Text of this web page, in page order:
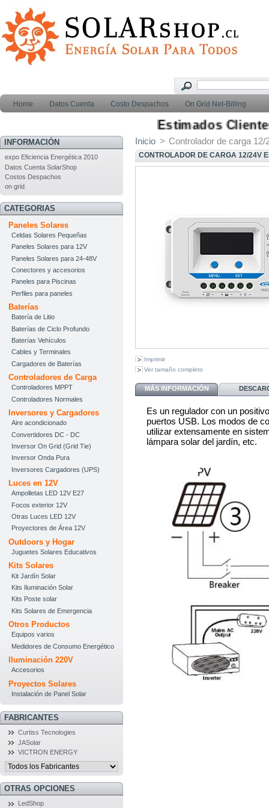
Home Datos Cuenta Costo Despachos On Grid Net-Billing
Estimados
INFORMACIÓN
expo Eficiencia Energética 2010
Datos Cuenta SolarShop
Costos Despachos
on grid
CATEGORIAS
Paneles Solares
Celdas Solares Pequeñas
Paneles Solares para 12V
Paneles Solares para 24-48V
Conectores y accesorios
Paneles para Piscinas
Perfiles para paneles
Baterías
Batería de Litio
Baterías de Ciclo Profundo
Baterías Vehículos
Cables y Terminales
Cargadores de Baterías
Controladores de Carga
Controladores MPPT
Controladores Normales
Inversores y Cargadores
Aire acondicionado
Convertidores DC - DC
Inversor On Grid (Grid Tie)
Inversor Onda Pura
Inversores Cargadores (UPS)
Luces en 12V
Ampolletas LED 12V E27
Focos exterior 12V
Otras Luces LED 12V
Proyectores de Área 12V
Outdoors y Hogar
Juguetes Solares Educativos
Kits Solares
Kit Jardín Solar
Kits Iluminación Solar
Kits Poste solar
Kits Solares de Emergencia
Otros Productos
Equipos varios
Medidores de Consumo Energético
Iluminación 220V
Accesorios
Proyectos Solares
Instalación de Panel Solar
FABRICANTES
Curtiss Tecnologies
JASolar
VICTRON ENERGY
OTRAS OPCIONES
LedShop
Inicio > Controlador de carga
CONTROLADOR DE CARGA 12/24V
Imprimir
Ver tamaño completo
MÁS INFORMACIÓN
Es un regulador con un
puertos USB. Los modos de
utilizar extensamente en
lámpara solar del jardín, etc.